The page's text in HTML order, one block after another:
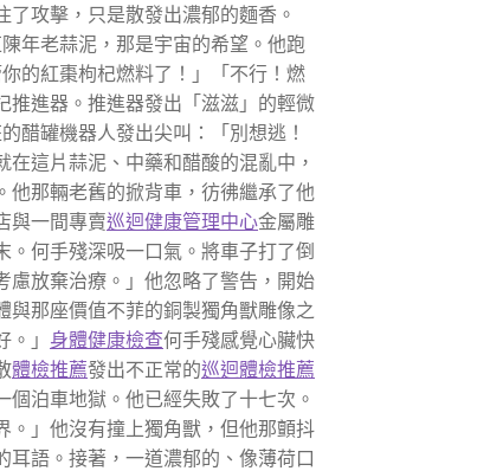
攻擊，只是散發出濃郁的麵香。
年老蒜泥，那是宇宙的希望。他跑
的紅棗枸杞燃料了！」「不行！燃
推進器。推進器發出「滋滋」的輕微
醋罐機器人發出尖叫：「別想逃！
這片蒜泥、中藥和醋酸的混亂中，
他那輛老舊的掀背車，彷彿繼承了他
與一間專賣巡迴健康管理中心金屬雕
。何手殘深吸一口氣。將車子打了倒
慮放棄治療。」他忽略了警告，開始
那座價值不菲的銅製獨角獸雕像之
」 身體健康檢查何手殘感覺心臟快
體檢推薦發出不正常的巡迴體檢推薦
泊車地獄。他已經失敗了十七次。
。」他沒有撞上獨角獸，但他那顫抖
語。接著，一道濃郁的、像薄荷口